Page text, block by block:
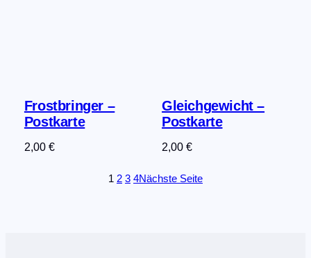
Frostbringer –
Postkarte
2,00 €
Gleichgewicht –
Postkarte
2,00€
1 2 3 4Nächste Seite